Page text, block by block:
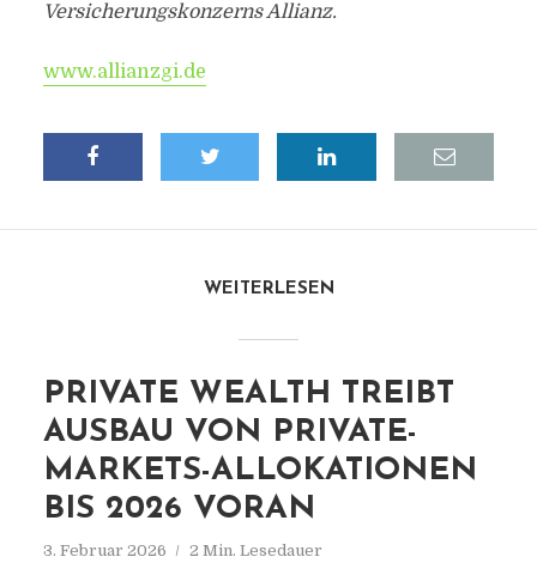
Versicherungskonzerns Allianz.
www.allianzgi.de
WEITERLESEN
PRIVATE WEALTH TREIBT
AUSBAU VON PRIVATE-
MARKETS-ALLOKATIONEN
BIS 2026 VORAN
3. Februar 2026 2 Min. Lesedauer